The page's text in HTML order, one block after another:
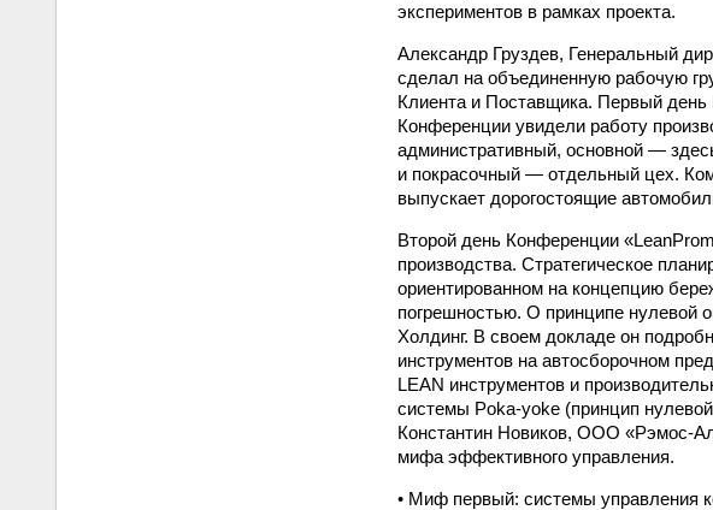
экспериментов в рамках проекта.
Александр Груздев, Генеральный
сделал на объединенную рабочую
Клиента и Поставщика. Первый день
Конференции увидели работу
административный, основной —
и покрасочный — отдельный цех.
выпускает дорогостоящие
Второй день Конференции
производства. Стратегическое
ориентированном на концепцию
погрешностью. О принципе нулевой
Холдинг. В своем докладе он
инструментов на автосборочном
LEAN инструментов и
системы Poka-yoke (принцип
Константин Новиков, ООО «Рэмос-
мифа эффективного управления.
• Миф первый: системы управления